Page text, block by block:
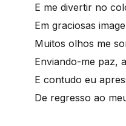
E me divertir no
Em graciosas
Muitos olhos me
Enviando-me paz,
E contudo eu
De regresso ao